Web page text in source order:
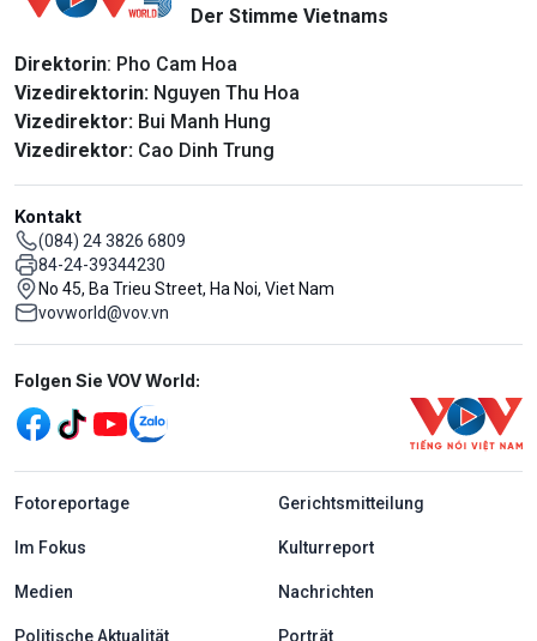
Der Stimme Vietnams
Direktorin: Pho Cam Hoa
Vizedirektorin: Nguyen Thu Hoa
Vizedirektor: Bui Manh Hung
Vizedirektor: Cao Dinh Trung
Kontakt
(084) 24 3826 6809
84-24-39344230
No 45, Ba Trieu Street, Ha Noi, Viet Nam
vovworld@vov.vn
Mạng xã hội
Folgen Sie VOV World:
menu footer tiếng Đức
Fotoreportage Gerichtsmitteilung
Im Fokus Kulturreport
Medien Nachrichten
Politische Aktualität Porträt